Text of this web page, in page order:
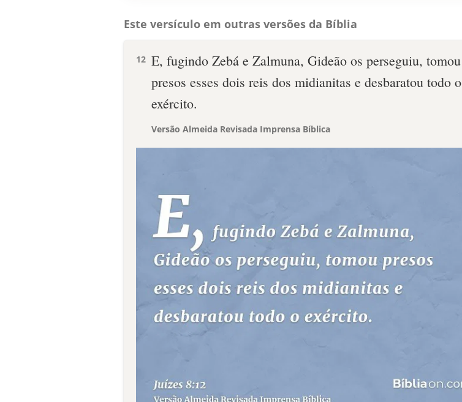
Este versículo em outras versões da Bíblia
12 E, fugindo Zebá e Zalmuna, Gideão os perseguiu, tomou
presos esses dois reis dos midianitas e desbaratou todo o
exército.
Versão Almeida Revisada Imprensa Bíblica